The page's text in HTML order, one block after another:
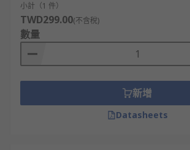
PCB mounting enclosures
size and material. Your choice will
type of printed circuit board you are
store. Many PCB mounting enclosures
enclosure offers more robust
their plastic counterparts.
小計（1 件）
TWD299.00(不含稅)
數量
新增
Datasheets